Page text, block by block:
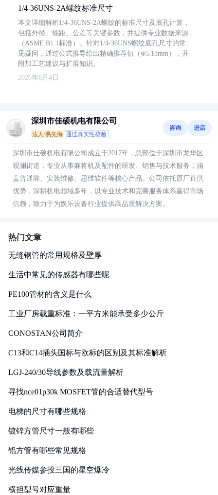
1/4-36UNS-2A螺纹标准尺寸
本文详细解析1/4-36UNS-2A螺纹的标准尺寸及底孔计算，
包括外径、螺距、公差等关键参数，并提供专业数据来源
（ASME B1.1标准）。针对1/4-36UNS螺纹底孔尺寸的常
见疑问，通过公式推导给出精确推荐值（Φ5.18mm），并
附加工艺建议与扩展知识。
2026年8月4日
深圳市佳硕机电有限公司
法人:易先海 通过真实性核验
咨询 进店
深圳市佳硕机电有限公司成立于2017年，总部位于深圳市龙华区
观澜街道，专业从事麻将机及配件的研发、销售与技术服务，涵
盖普通牌、安装维修、思维软件等核心产品。公司依托原厂直供
优势，深耕机电领域多年，以专业技术和完善服务体系赢得市场
信赖，致力于为娱乐设备行业提供高品质解决方案。
热门文章
无缝钢管的常用规格及壁厚
生活中常见的传感器有哪些呢
PE100管材的含义是什么
工业厂房载重标准：一平方米能承受多少公斤
CONOSTAN公司简介
C13和C14插头国标与欧标的区别及其标准解析
LGJ-240/30导线参数及载流量解析
寻找nce01p30k MOSFET管的合适替代型号
电梯的尺寸有哪些规格
镀锌方管尺寸一般有哪些
铝方管有哪些常见规格
光线传媒参投三国的星空爆冷
横担型号对应重量